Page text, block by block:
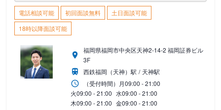
電話相談可能 初回面談無料
土日面談可能
18時以降面談可能
福岡県福岡市中央区天神2-14-2 福岡証券ビル
3F
西鉄福岡（天神）駅
天神駅
（受付時間） 月09:00 - 21:00
火09:00 - 21:00 水09:00 - 21:00
木09:00 - 21:00 金09:00 - 21:00